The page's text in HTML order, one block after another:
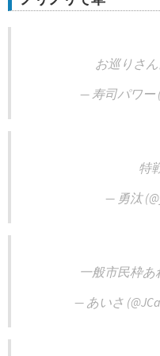
お巡りさん
— 寿司パワー
特
— 勇汰
一般市民枠あ
— あいさ